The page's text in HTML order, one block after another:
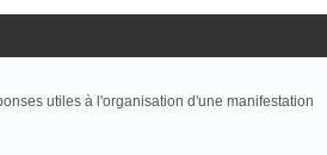
utiles à l'organisation d'une manifestation